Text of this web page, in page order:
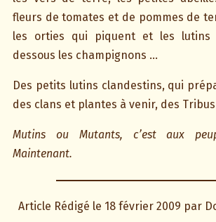
fleurs de tomates et de pommes de
les orties qui piquent et les lutins
dessous les champignons …
Des petits lutins clandestins, qui
des clans et plantes à venir, des
Mutins ou Mutants, c’est aux
Maintenant.
Article Rédigé le 18 février 2009 par